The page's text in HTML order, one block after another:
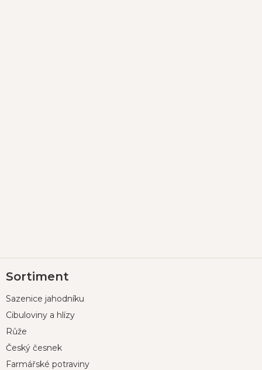
á
a
Sortiment
Sazenice jahodníku
Cibuloviny a hlízy
Růže
Český česnek
Farmářské potraviny